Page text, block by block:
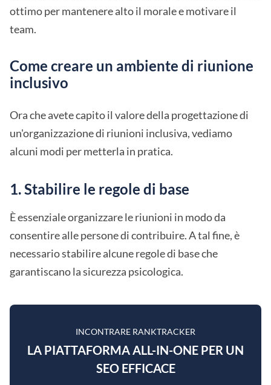
ottimo per mantenere alto il morale e motivare il
team.
Come creare un ambiente di riunione
inclusivo
Ora che avete capito il valore della progettazione di
un'organizzazione di riunioni inclusiva, vediamo
alcuni modi per metterla in pratica.
1. Stabilire le regole di base
È essenziale organizzare le riunioni in modo da
consentire alle persone di contribuire. A tal fine, è
necessario stabilire alcune regole di base che
garantiscano la sicurezza psicologica.
INCONTRARE RANKTRACKER
LA PIATTAFORMA ALL-IN-ONE PER UN
SEO EFFICACE